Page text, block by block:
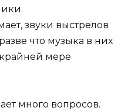
звуки выстрелов
что музыка в них
крайней мере
много вопросов.